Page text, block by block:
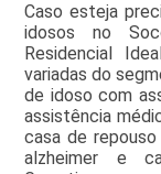
Caso esteja
idosos no
Residencial
variadas do
de idoso com
assistência
casa de
alzheimer e